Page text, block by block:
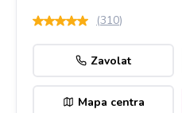
(310)
Zavolat
Mapa centra